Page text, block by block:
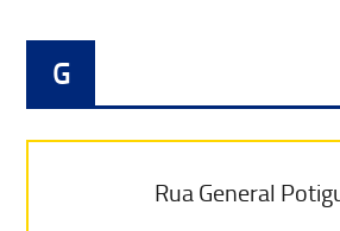
G
Rua General